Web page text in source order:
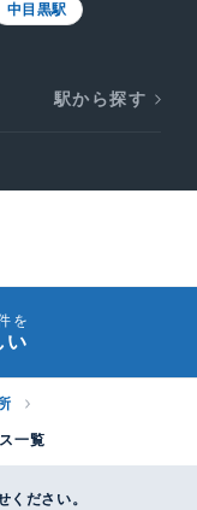
中目黒駅
駅から探す
を
い
一覧
ください。